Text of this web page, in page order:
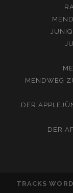
MENDWEG
DER
DER
TRACKS